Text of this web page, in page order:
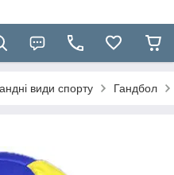
види спорту Гандбол